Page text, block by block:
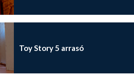
Toy Story 5 arrasó